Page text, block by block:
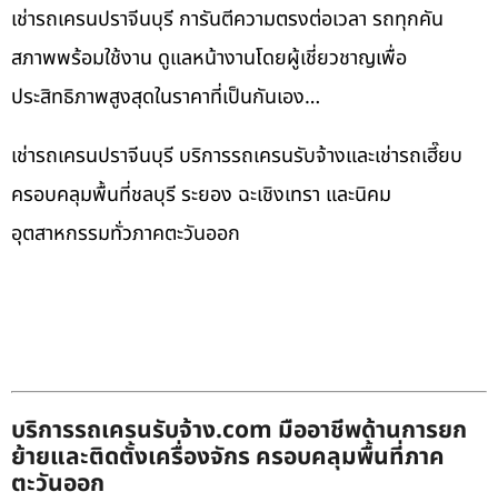
เช่ารถเครนปราจีนบุรี การันตีความตรงต่อเวลา รถทุกคัน
สภาพพร้อมใช้งาน ดูแลหน้างานโดยผู้เชี่ยวชาญเพื่อ
ประสิทธิภาพสูงสุดในราคาที่เป็นกันเอง…
เช่ารถเครนปราจีนบุรี บริการรถเครนรับจ้างและเช่ารถเฮี๊ยบ
ครอบคลุมพื้นที่ชลบุรี ระยอง ฉะเชิงเทรา และนิคม
อุตสาหกรรมทั่วภาคตะวันออก
บริการรถเครนรับจ้าง.com มืออาชีพด้านการยก
ย้ายและติดตั้งเครื่องจักร ครอบคลุมพื้นที่ภาค
ตะวันออก